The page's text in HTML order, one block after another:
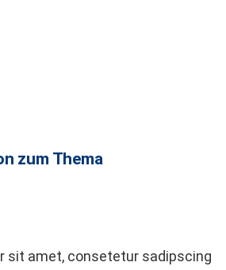
zum Thema
sit amet, consetetur sadipscing